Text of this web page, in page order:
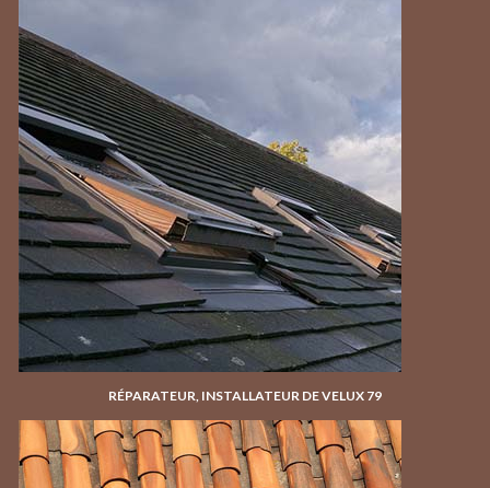
RÉPARATEUR, INSTALLATEUR DE VELUX 79